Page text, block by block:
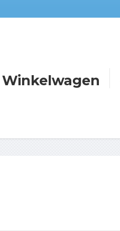
Winkelwagen